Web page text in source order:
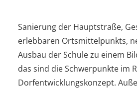
Sanierung der Hauptstraße,
erlebbaren Ortsmittelpunkts,
Ausbau der Schule zu einem
das sind die Schwerpunkte im
Dorfentwicklungskonzept.